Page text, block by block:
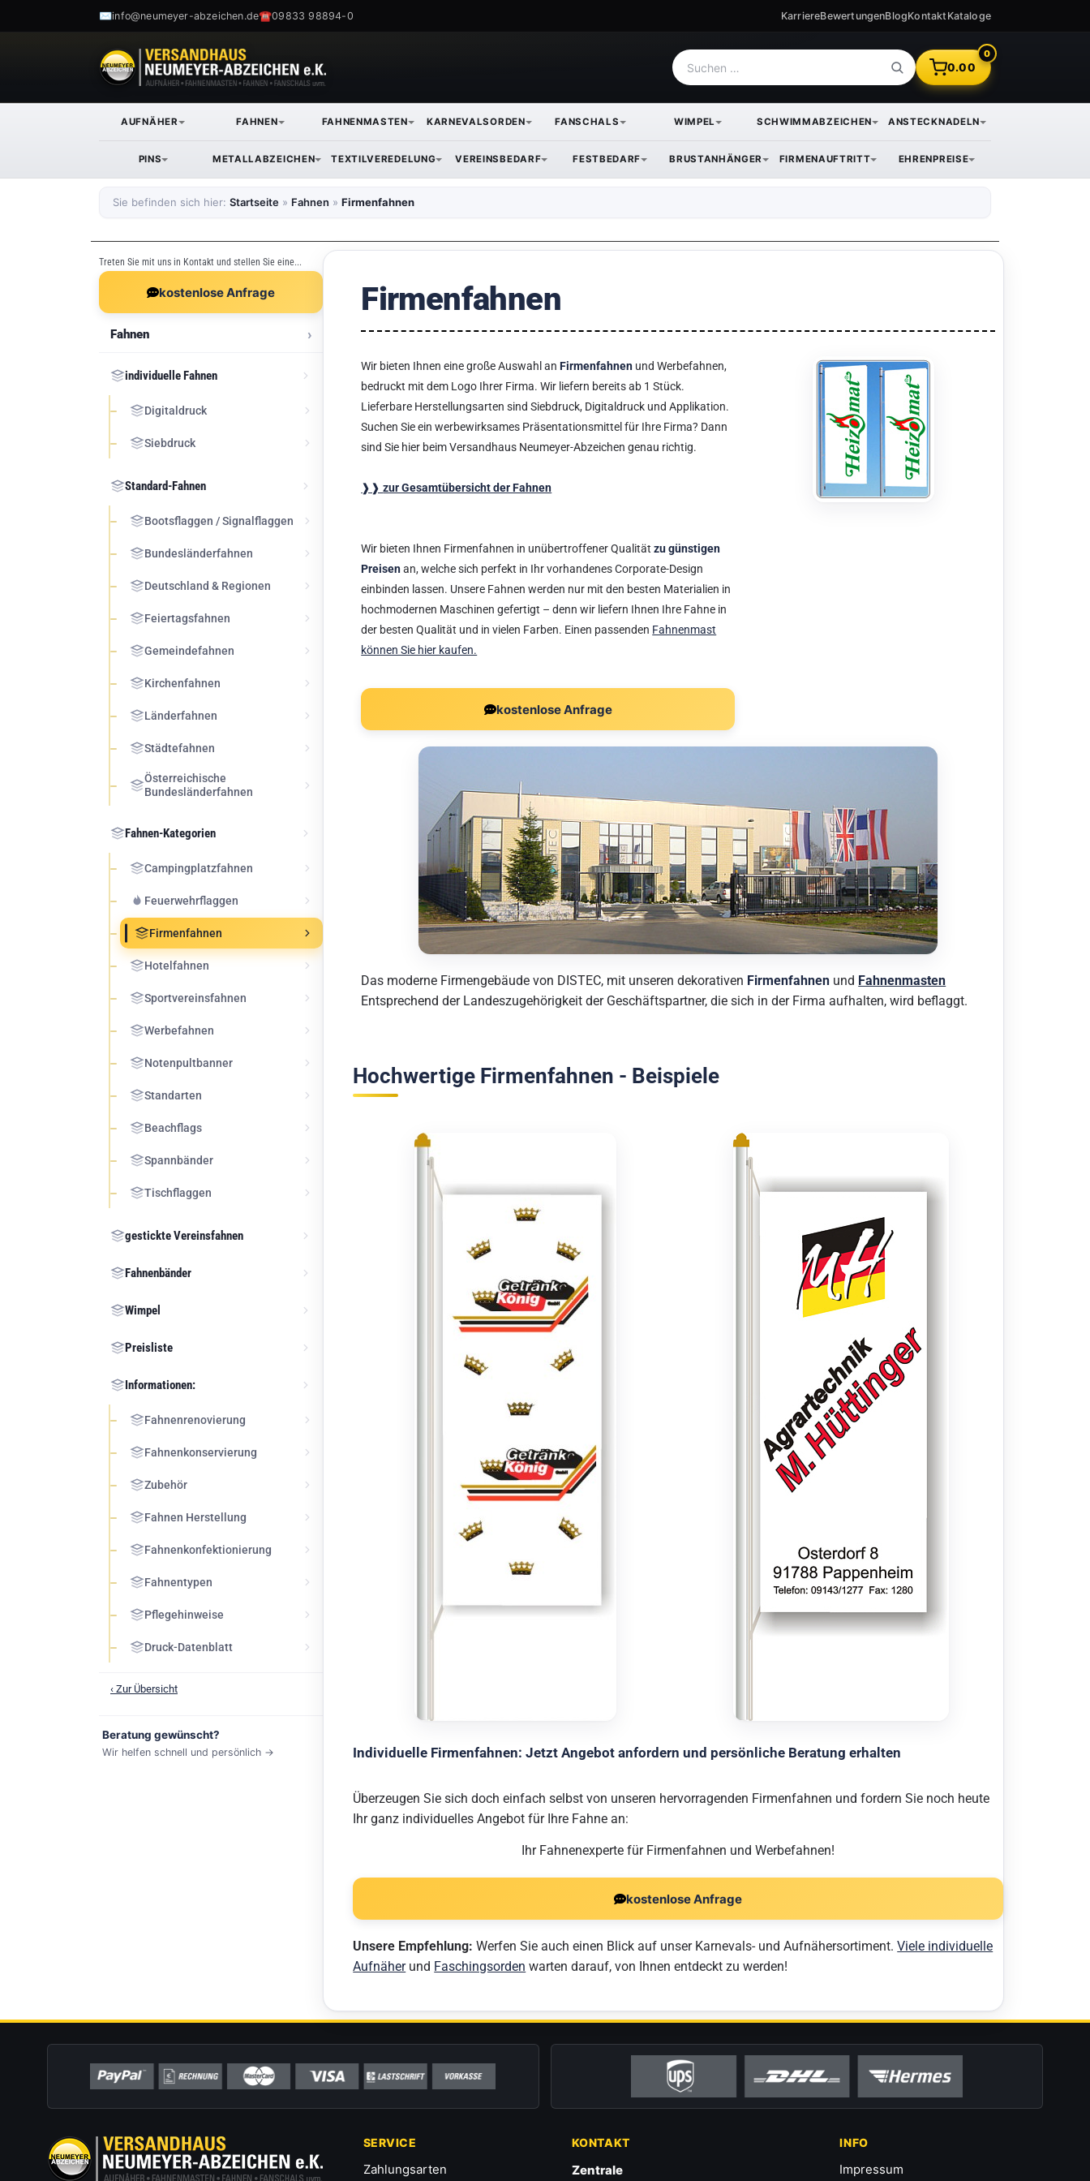
✉info@neumeyer-abzeichen.de☎09833 98894-0 KarriereBewertungenBlogKontakt Kataloge
0.00
0
AUFNÄHER FAHNEN FAHNENMASTEN KARNEVALSORDEN FANSCHALS WIMPEL SCHWIMMABZEICHEN ANSTECKNADELN
PINS METALLABZEICHEN TEXTILVEREDELUNG VEREINSBEDARF FESTBEDARF BRUSTANHÄNGER FIRMENAUFTRITT EHRENPREISE
Sie befinden sich hier: Startseite » Fahnen » Firmenfahnen
Treten Sie mit uns in Kontakt und stellen Sie eine...
kostenlose Anfrage
Fahnen
individuelle Fahnen
Digitaldruck
Siebdruck
Standard-Fahnen
Bootsflaggen / Signalflaggen
Bundesländerfahnen
Deutschland & Regionen
Feiertagsfahnen
Gemeindefahnen
Kirchenfahnen
Länderfahnen
Städtefahnen
Österreichische
Bundesländerfahnen
Fahnen-Kategorien
Campingplatzfahnen
Feuerwehrflaggen
Firmenfahnen
Hotelfahnen
Sportvereinsfahnen
Werbefahnen
Notenpultbanner
Standarten
Beachflags
Spannbänder
Tischflaggen
gestickte Vereinsfahnen
Fahnenbänder
Wimpel
Preisliste
Informationen:
Fahnenrenovierung
Fahnenkonservierung
Zubehör
Fahnen Herstellung
Fahnenkonfektionierung
Fahnentypen
Pflegehinweise
Druck-Datenblatt
‹ Zur Übersicht
Beratung gewünscht?
Wir helfen schnell und persönlich →
Firmenfahnen
Wir bieten Ihnen eine große Auswahl anFirmenfahnen und Werbefahnen,
bedruckt mit dem Logo Ihrer Firma. Wir liefern bereits ab 1 Stück.
Lieferbare Herstellungsarten sind Siebdruck, Digitaldruck und Applikation.
Suchen Sie ein werbewirksames Präsentationsmittel für Ihre Firma? Dann
sind Sie hier beim Versandhaus Neumeyer-Abzeichen genau richtig.
❱❱zur Gesamtübersicht der Fahnen
Wir bieten Ihnen Firmenfahnen in unübertroffener Qualitätzu günstigen
Preisenan, welche sich perfekt in Ihr vorhandenes Corporate-Design
einbinden lassen. Unsere Fahnen werden nur mit den besten Materialien in
hochmodernen Maschinen gefertigt – denn wir liefern Ihnen Ihre Fahne in
der besten Qualität und in vielen Farben. Einen passenden Fahnenmast
können Sie hier kaufen.
kostenlose Anfrage
Das moderne Firmengebäude von DISTEC, mit unseren dekorativen Firmenfahnen und Fahnenmasten
Entsprechend der Landeszugehörigkeit der Geschäftspartner, die sich in der Firma aufhalten, wird beflaggt.
Hochwertige Firmenfahnen - Beispiele
Individuelle Firmenfahnen: Jetzt Angebot anfordern und persönliche Beratung erhalten
Überzeugen Sie sich doch einfach selbst von unseren hervorragenden Firmenfahnen und fordern Sie noch heute
Ihr ganz individuelles Angebot für Ihre Fahne an:
Ihr Fahnenexperte für Firmenfahnen und Werbefahnen!
kostenlose Anfrage
Unsere Empfehlung:Werfen Sie auch einen Blick auf unser Karnevals- und Aufnähersortiment.Viele individuelle
Aufnäherund Faschingsorden warten darauf, von Ihnen entdeckt zu werden!
SERVICE
Zahlungsarten
KONTAKT
Zentrale
INFO
Impressum